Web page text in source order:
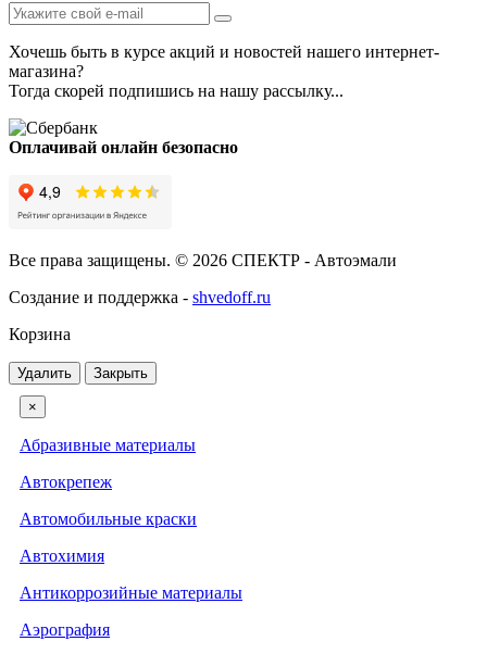
Хочешь быть в курсе акций и новостей нашего интернет-
магазина?
Тогда скорей подпишись на нашу рассылку...
Оплачивай онлайн безопасно
Все права защищены. © 2026 СПЕКТР - Автоэмали
Создание и поддержка - shvedoff.ru
Корзина
Удалить Закрыть
×
Абразивные материалы
Автокрепеж
Автомобильные краски
Автохимия
Антикоррозийные материалы
Аэрография